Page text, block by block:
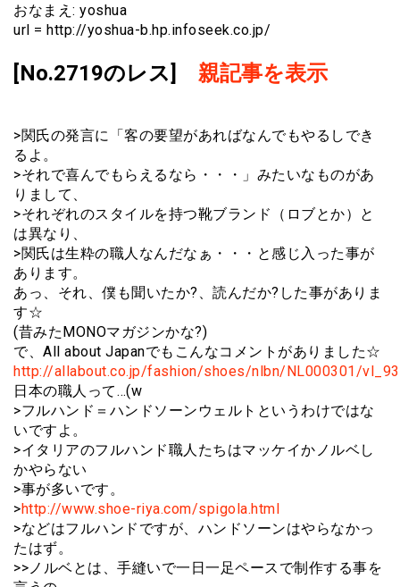
おなまえ: yoshua
url = http://yoshua-b.hp.infoseek.co.jp/
[No.2719のレス] 親記事を表示
>関氏の発言に「客の要望があればなんでもやるしでき
るよ。
>それで喜んでもらえるなら・・・」みたいなものがあ
りまして、
>それぞれのスタイルを持つ靴ブランド（ロブとか）と
は異なり、
>関氏は生粋の職人なんだなぁ・・・と感じ入った事が
あります。
あっ、それ、僕も聞いたか?、読んだか?した事がありま
す☆
(昔みたMONOマガジンかな?)
で、All about Japanでもこんなコメントがありました☆
http://allabout.co.jp/fashion/shoes/nlbn/NL000301/
日本の職人って…(w
>フルハンド＝ハンドソーンウェルトというわけではな
いですよ。
>イタリアのフルハンド職人たちはマッケイかノルベし
かやらない
>事が多いです。
>http://www.shoe-riya.com/spigola.html
>などはフルハンドですが、ハンドソーンはやらなかっ
たはず。
>>ノルベとは、手縫いで一日一足ペースで制作する事を